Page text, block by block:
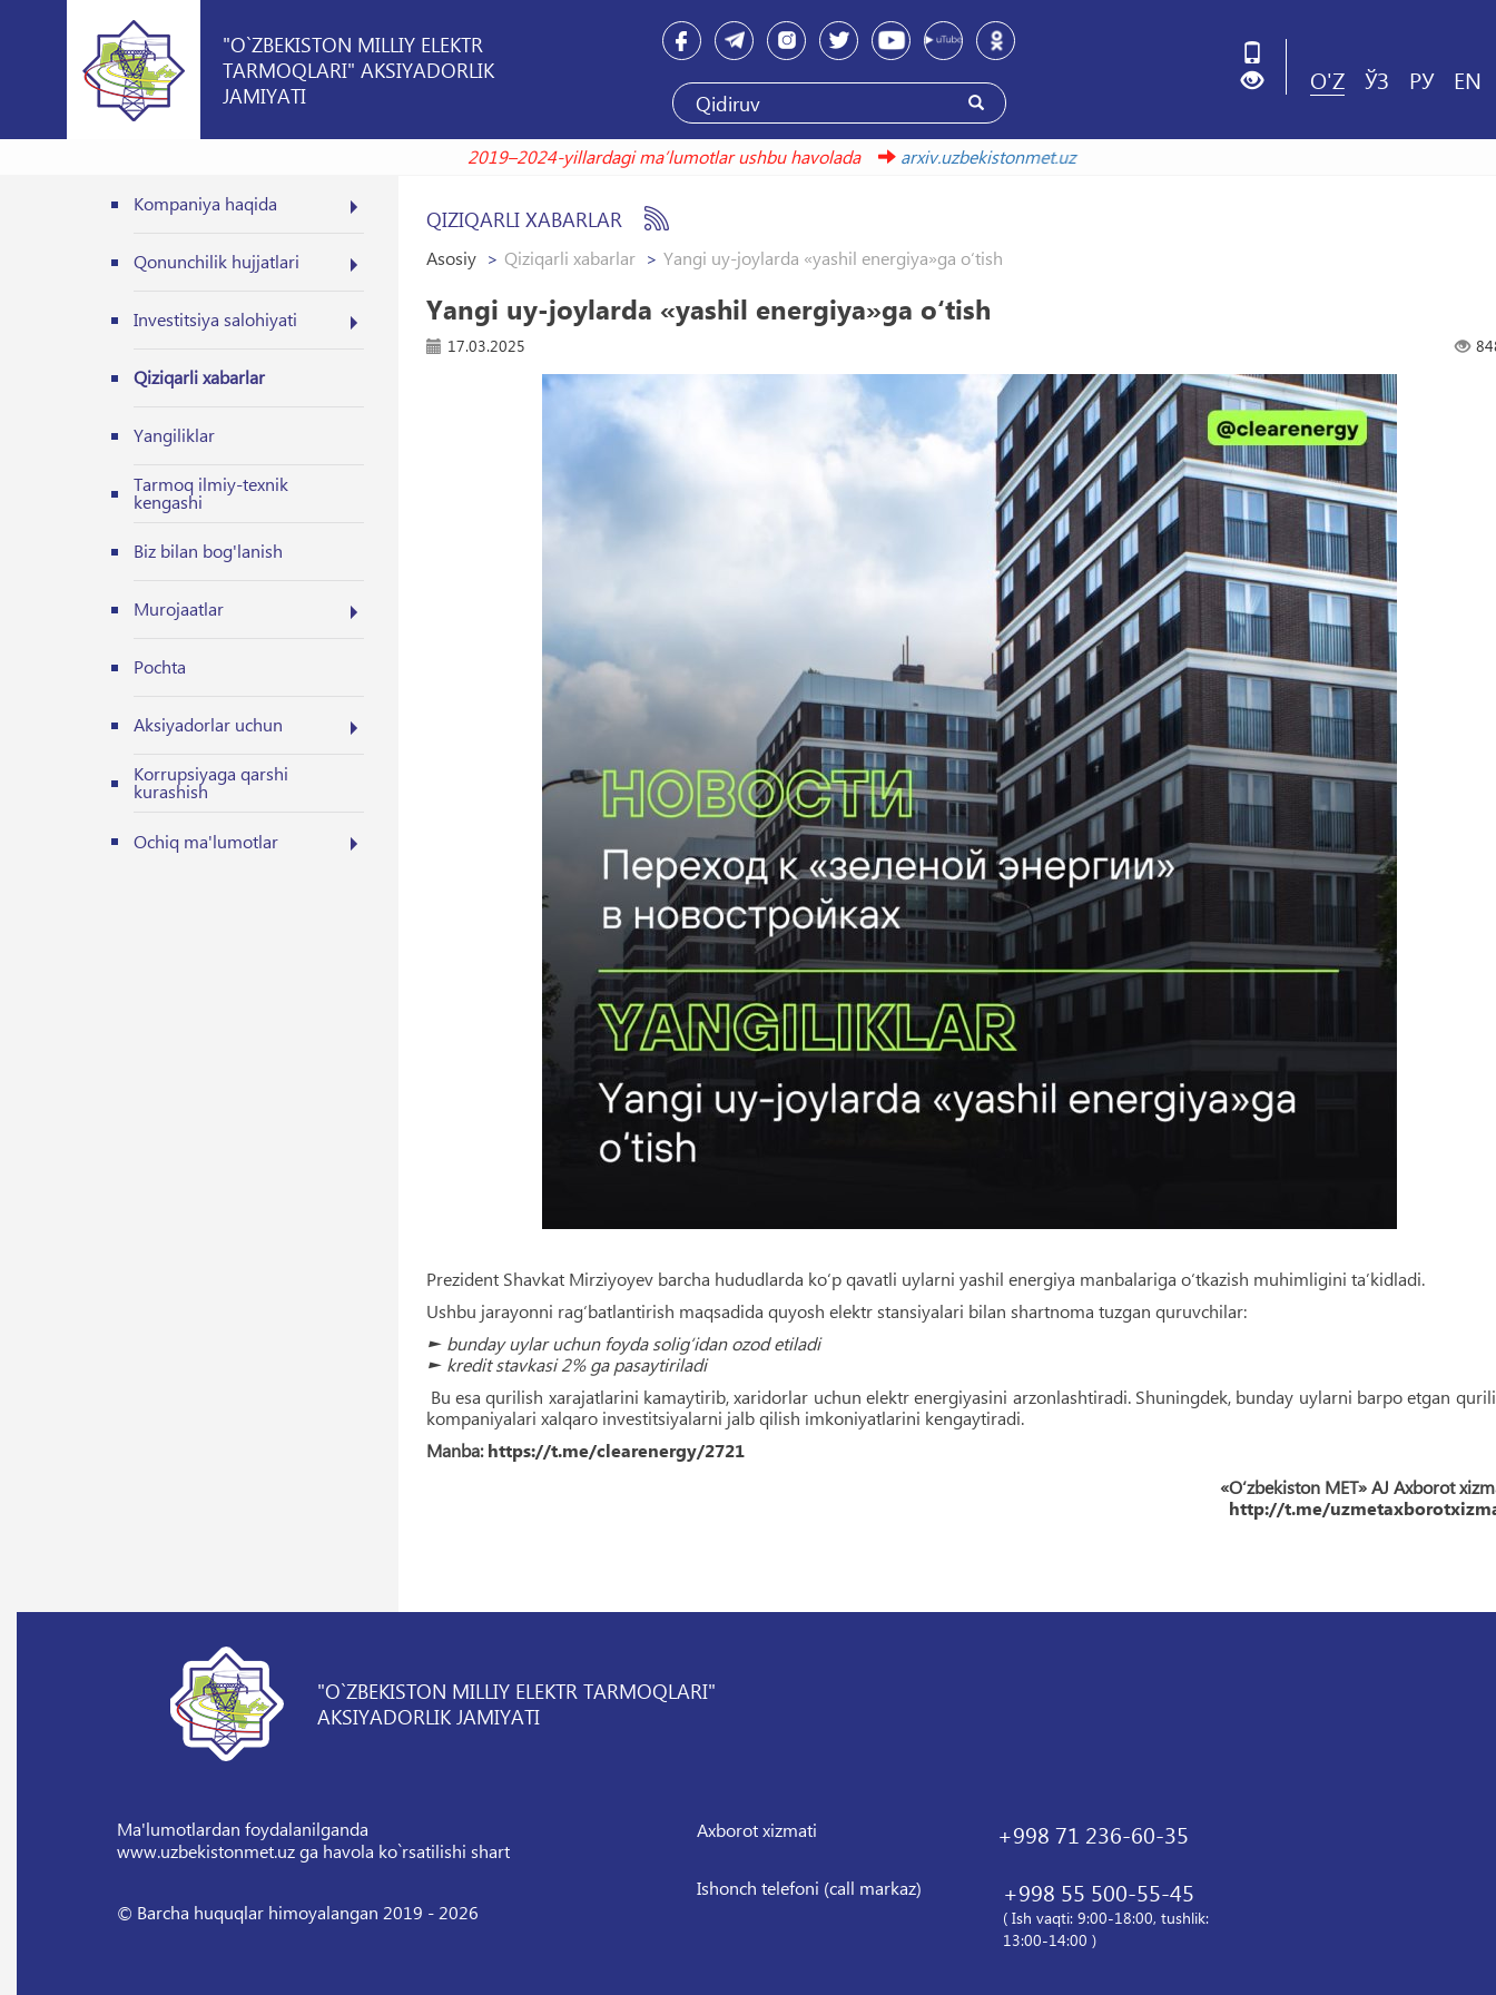
"O`ZBEKISTON MILLIY ELEKTR
TARMOQLARI" AKSIYADORLIK
JAMIYATI
O'Z ЎЗ РУ EN
2019–2024-yillardagi maʼlumotlar ushbu havolada
arxiv.uzbekistonmet.uz
Kompaniya haqida
Qonunchilik hujjatlari
Investitsiya salohiyati
Qiziqarli xabarlar
Yangiliklar
Tarmoq ilmiy-texnik
kengashi
Biz bilan bog'lanish
Murojaatlar
Pochta
Aksiyadorlar uchun
Korrupsiyaga qarshi
kurashish
Ochiq ma'lumotlar
QIZIQARLI XABARLAR
Asosiy Qiziqarli xabarlar Yangi uy-joylarda «yashil energiya»ga o‘tish
Yangi uy-joylarda «yashil energiya»ga o‘tish
17.03.2025
Prezident Shavkat Mirziyoyev barcha hududlarda ko‘p qavatli uylarni yashil energiya manbalariga o‘tkazish muhimligini ta’kidladi.
Ushbu jarayonni rag‘batlantirish maqsadida quyosh elektr stansiyalari bilan shartnoma tuzgan quruvchilar:
► bunday uylar uchun foyda solig‘idan ozod etiladi
► kredit stavkasi 2% ga pasaytiriladi
Bu esa qurilish xarajatlarini kamaytirib, xaridorlar uchun elektr energiyasini arzonlashtiradi. Shuningdek, bunday uylarni barpo etgan
kompaniyalari xalqaro investitsiyalarni jalb qilish imkoniyatlarini kengaytiradi.
Manba: https://t.me/clearenergy/2721
«O‘zbekiston MET» AJ Axborot
http://t.me/
"O`ZBEKISTON MILLIY ELEKTR TARMOQLARI"
AKSIYADORLIK JAMIYATI
Ma'lumotlardan foydalanilganda
www.uzbekistonmet.uz ga havola ko`rsatilishi shart
© Barcha huquqlar himoyalangan 2019 - 2026
Axborot xizmati +998 71 236-60-35
Ishonch telefoni (call markaz) +998 55 500-55-45
( Ish vaqti: 9:00-18:00, tushlik:
13:00-14:00 )